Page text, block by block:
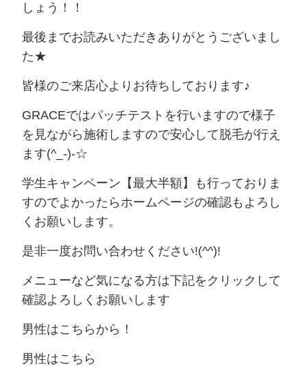
しょう！！
最後までお読みいただきありがとうございまし
た★
皆様のご来店心よりお待ちしております♪
GRACEではパッチテストを行いますので様子
を見ながら施術しますので安心して脱毛が行え
ます(^_-)-☆
学生キャンペーン【最大半額】も行っておりま
すのでよかったらホームページの確認もよろし
くお願いします。
是非一度お問い合わせください!(^^)!
メニューなど気になる方は下記をクリックして
確認よろしくお願いします
男性はこちらから！
男性はこちら